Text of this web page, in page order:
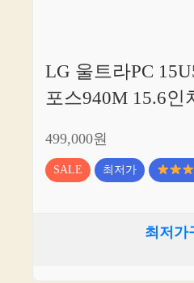
LG 울트라PC
포스940M 15.6인
499,000원
SALE 최저가
최저가